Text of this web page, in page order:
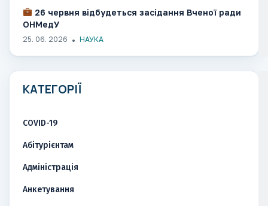
26 червня відбудеться засідання Вченої ради
ОНМедУ
25. 06. 2026 НАУКА
КАТЕГОРІЇ
COVID-19
Абітурієнтам
Адміністрація
Анкетування